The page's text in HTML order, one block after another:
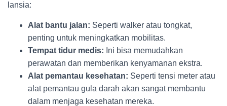
lansia:
Alat bantu jalan: Seperti walker atau tongkat,
penting untuk meningkatkan mobilitas.
Tempat tidur medis: Ini bisa memudahkan
perawatan dan memberikan kenyamanan ekstra.
Alat pemantau kesehatan: Seperti tensi meter atau
alat pemantau gula darah akan sangat membantu
dalam menjaga kesehatan mereka.